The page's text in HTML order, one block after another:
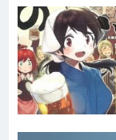
魔法少女育成計
画
2026年秋、TVアニメ
『魔法少女育成計画
restart』放送決定！